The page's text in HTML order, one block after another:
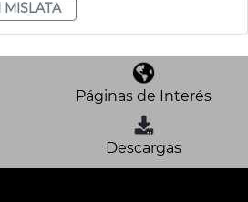
MISLATA
Páginas de Interés
Descargas